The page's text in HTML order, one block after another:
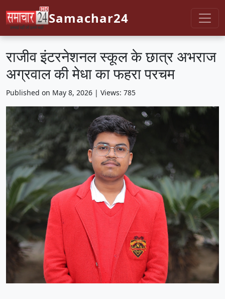
Samachar24
राजीव इंटरनेशनल स्कूल के छात्र अभराज
अग्रवाल की मेधा का फहरा परचम
Published on May 8, 2026 | Views: 785